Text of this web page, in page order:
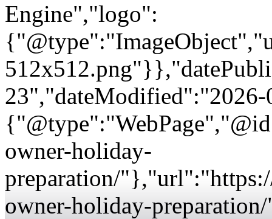
Engine","logo":
owner-holiday-
preparation/
owner-holiday-